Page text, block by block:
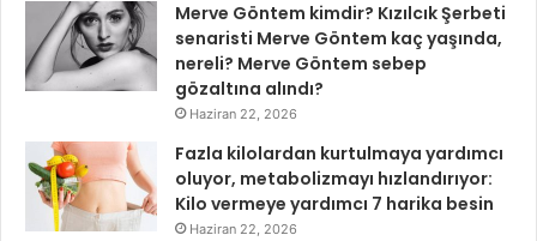
Merve Göntem kimdir? Kızılcık Şerbeti
senaristi Merve Göntem kaç yaşında,
nereli? Merve Göntem sebep
gözaltına alındı?
Haziran 22, 2026
Fazla kilolardan kurtulmaya yardımcı
oluyor, metabolizmayı hızlandırıyor:
Kilo vermeye yardımcı 7 harika besin
Haziran 22, 2026